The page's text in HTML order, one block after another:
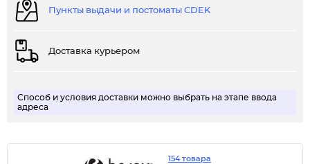
Пункты выдачи и постоматы CDEK
Доставка курьером
Способ и условия доставки можно выбрать на этапе ввода
адреса
154 товара